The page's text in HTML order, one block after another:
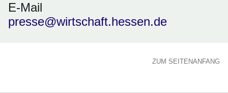
E-Mail
presse@wirtschaft.hessen.de
ZUM SEITENANFANG